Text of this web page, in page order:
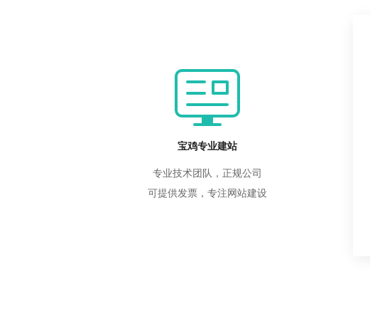
宝鸡专业建站
专业技术团队，正规公司
可提供发票，专注网站建设